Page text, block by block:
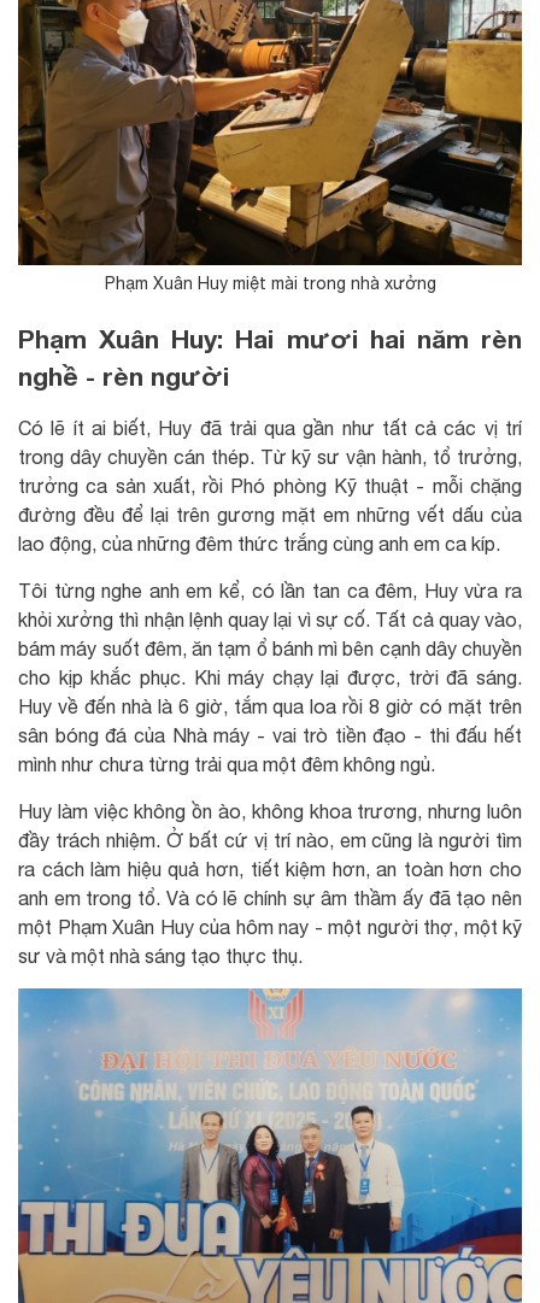
Phạm Xuân Huy miệt mài trong nhà xưởng
Phạm Xuân Huy: Hai mươi hai năm rèn
nghề - rèn người
Có lẽ ít ai biết, Huy đã trải qua gần như tất cả các vị trí
trong dây chuyền cán thép. Từ kỹ sư vận hành, tổ trưởng,
trưởng ca sản xuất, rồi Phó phòng Kỹ thuật - mỗi chặng
đường đều để lại trên gương mặt em những vết dấu của
lao động, của những đêm thức trắng cùng anh em ca kíp.
Tôi từng nghe anh em kể, có lần tan ca đêm, Huy vừa ra
khỏi xưởng thì nhận lệnh quay lại vì sự cố. Tất cả quay vào,
bám máy suốt đêm, ăn tạm ổ bánh mì bên cạnh dây chuyền
cho kịp khắc phục. Khi máy chạy lại được, trời đã sáng.
Huy về đến nhà là 6 giờ, tắm qua loa rồi 8 giờ có mặt trên
sân bóng đá của Nhà máy - vai trò tiền đạo - thi đấu hết
mình như chưa từng trải qua một đêm không ngủ.
Huy làm việc không ồn ào, không khoa trương, nhưng luôn
đầy trách nhiệm. Ở bất cứ vị trí nào, em cũng là người tìm
ra cách làm hiệu quả hơn, tiết kiệm hơn, an toàn hơn cho
anh em trong tổ. Và có lẽ chính sự âm thầm ấy đã tạo nên
một Phạm Xuân Huy của hôm nay - một người thợ, một kỹ
sư và một nhà sáng tạo thực thụ.